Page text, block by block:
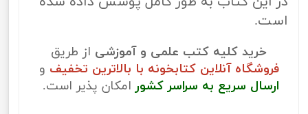
است.
خرید کلیه کتب علمی و آموزشی از طریق
فروشگاه آنلاین کتابخونه با بالاترین تخفیف و
ارسال سریع به سراسر کشور امکان پذیر است.